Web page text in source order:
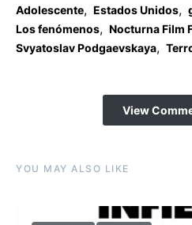
Adolescente, Estados Unidos,
Los fenómenos, Nocturna Film
Svyatoslav Podgaevskaya,
View
YOU MAY ALSO LIKE